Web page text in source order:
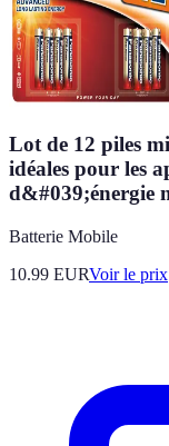
Lot de 12 piles
idéales pour les
d&#039;énergie
Batterie Mobile
10.99 EURVoir le prix